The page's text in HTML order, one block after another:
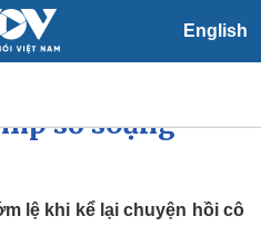
English
Xã hội
khi kể chuyện
sờ soạng
lệ khi kể lại chuyện hồi cô